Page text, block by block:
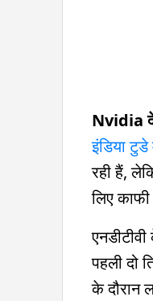
Nvidia
इंडिया टुडे
रही हैं,
लिए
पहली दो
के दौरान